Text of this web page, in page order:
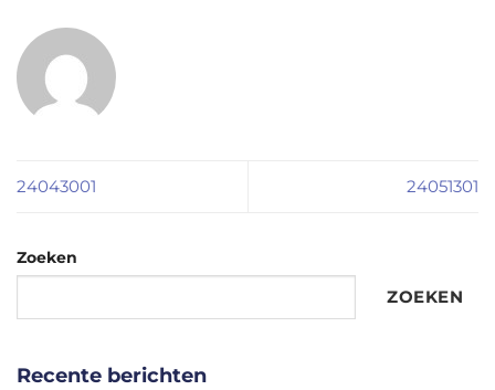
24043001 24051301
Zoeken
ZOEKEN
Recente berichten